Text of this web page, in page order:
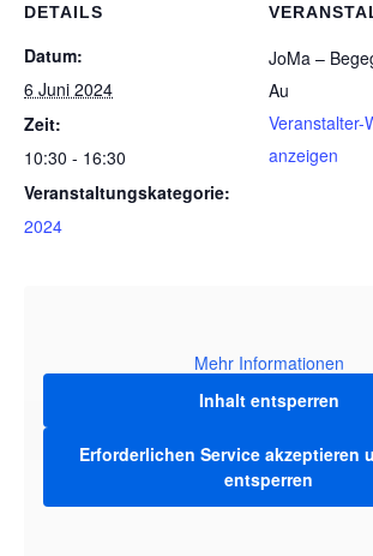
DETAILS
Datum:
6 Juni 2024
Zeit:
10:30 - 16:30
Veranstaltungskategorie:
2024
JoMa –
Au
Veranstalter-
anzeigen
Mehr Informationen
Inhalt entsperren
Erforderlichen Service akzeptieren
entsperren